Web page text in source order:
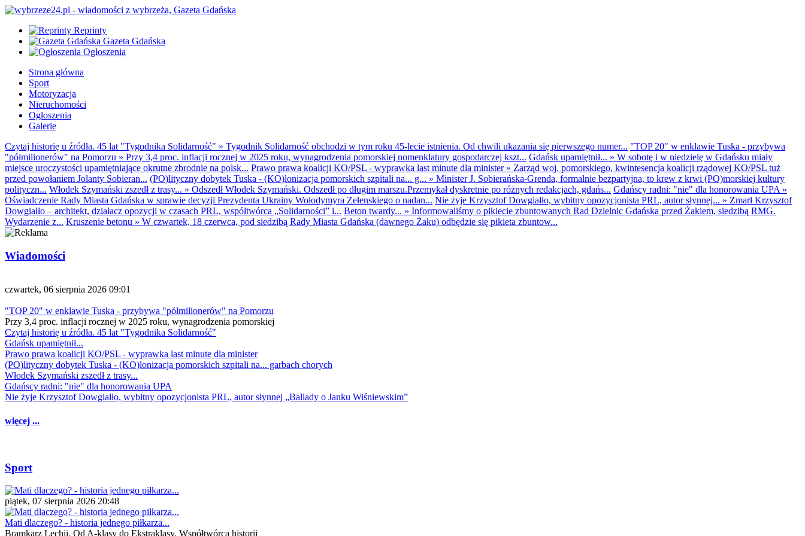
Reprinty
Gazeta Gdańska
Ogłoszenia
Strona główna
Sport
Motoryzacja
Nieruchomości
Ogłoszenia
Galerie
Czytaj historię u źródła. 45 lat "Tygodnika Solidarność" » Tygodnik Solidarność obchodzi w tym roku 45-lecie istnienia. Od chwili ukazania się pierwszego numer... "TOP 20" w enklawie Tuska - przybywa
"półmilionerów" na Pomorzu » Przy 3,4 proc. inflacji rocznej w 2025 roku, wynagrodzenia pomorskiej nomenklatury gospodarczej kszt... Gdańsk upamiętnił... » W sobotę i w niedzielę w Gdańsku miały
miejsce uroczystości upamiętniające okrutne zbrodnie na polsk... Prawo prawa koalicji KO/PSL - wyprawka last minute dla minister» Zarząd woj. pomorskiego, kwintesencja koalicji rządowej KO/PSL tuż
przed powołaniem Jolanty Sobieran... (PO)lityczny dobytek Tuska - (KO)lonizacja pomorskich szpitali na... g... » Minister J. Sobierańska-Grenda, formalnie bezpartyjna, to krew z krwi (PO)morskiej kultury
polityczn... Włodek Szymański zszedł z trasy... » Odszedł Włodek Szymański. Odszedł po długim marszu.Przemykał dyskretnie po różnych redakcjach, gdańs... Gdańscy radni: "nie" dla honorowania UPA »
Oświadczenie Rady Miasta Gdańska w sprawie decyzji Prezydenta Ukrainy Wołodymyra Zełenskiego o nadan... Nie żyje Krzysztof Dowgiałło, wybitny opozycjonista PRL, autor słynnej... » Zmarł Krzysztof
Dowgiałło – architekt, działacz opozycji w czasach PRL, współtwórca „Solidarności” i... Beton twardy... » Informowaliśmy o pikiecie zbuntowanych Rad Dzielnic Gdańska przed Żakiem, siedzibą RMG.
Wydarzenie z... Kruszenie betonu » W czwartek, 18 czerwca, pod siedzibą Rady Miasta Gdańska (dawnego Żaku) odbędzie się pikieta zbuntow...
Wiadomości
czwartek, 06 sierpnia 2026 09:01
"TOP 20" w enklawie Tuska - przybywa "półmilionerów" na Pomorzu
Przy 3,4 proc. inflacji rocznej w 2025 roku, wynagrodzenia pomorskiej
Czytaj historię u źródła. 45 lat "Tygodnika Solidarność"
Gdańsk upamiętnił...
Prawo prawa koalicji KO/PSL - wyprawka last minute dla minister
(PO)lityczny dobytek Tuska - (KO)lonizacja pomorskich szpitali na... garbach chorych
Włodek Szymański zszedł z trasy...
Gdańscy radni: "nie" dla honorowania UPA
Nie żyje Krzysztof Dowgiałło, wybitny opozycjonista PRL, autor słynnej „Ballady o Janku Wiśniewskim”
więcej ...
Sport
piątek, 07 sierpnia 2026 20:48
Mati dlaczego? - historia jednego piłkarza...
Bramkarz Lechii. Od A-klasy do Ekstraklasy. Współtwórca historii